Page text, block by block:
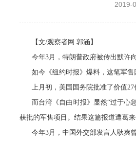
2019-
【文/观察者网 郭涵】
今年3月，特朗普政府被传出默许
如今《纽约时报》爆料，这笔军
上月初，美国国务院批准了价值
而台湾《自由时报》显然“过于心
获批的军售项目。结果这篇报道遭葛
今年3月，中国外交部发言人耿爽